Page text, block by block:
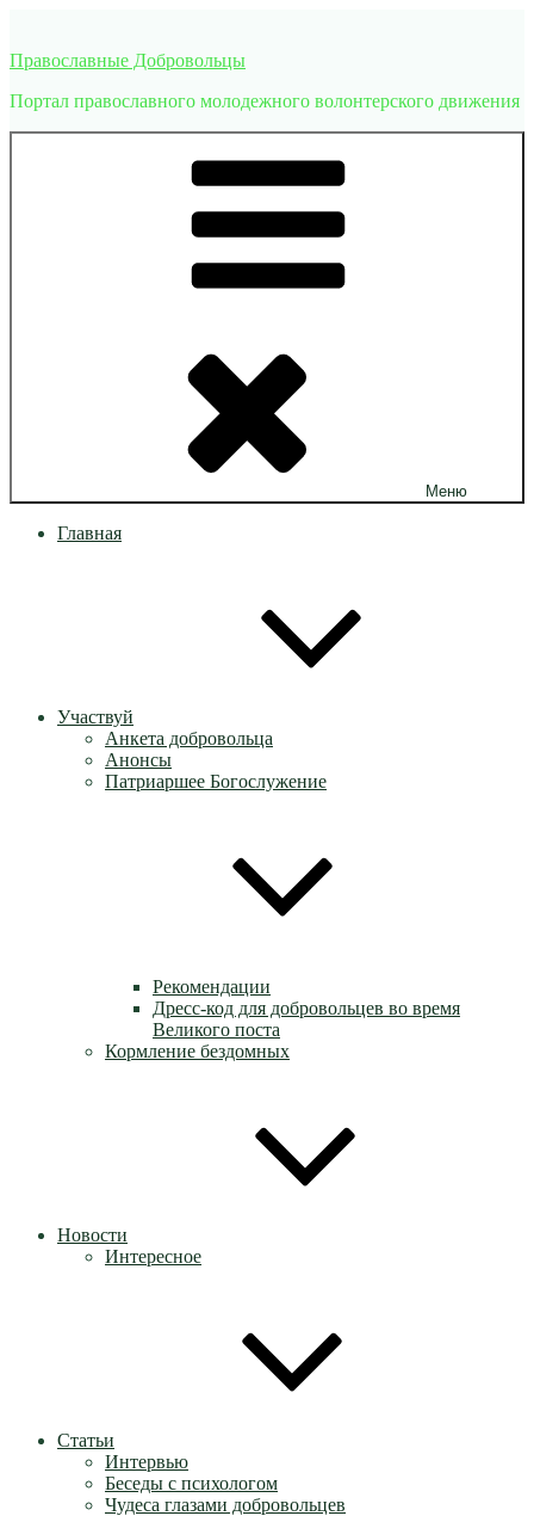
содержимому
Православные Добровольцы
Портал православного молодежного волонтерского движения
Меню
Главная
Участвуй
Анкета добровольца
Анонсы
Патриаршее Богослужение
Рекомендации
Дресс-код для добровольцев во время
Великого поста
Кормление бездомных
Новости
Интересное
Статьи
Интервью
Беседы с психологом
Чудеса глазами добровольцев